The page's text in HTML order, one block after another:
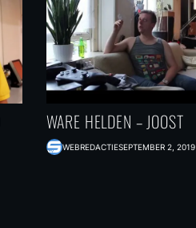
WARE HELDEN – JOOST
WEBREDACTIESEPTEMBER 2, 2019